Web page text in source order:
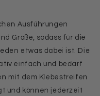
Ausführungen
Größe, sodass für die
etwas dabei ist. Die
einfach und bedarf
mit dem Klebestreifen
und können jederzeit